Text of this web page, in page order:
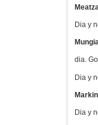
Dia y
dia.
Dia y
Dia y